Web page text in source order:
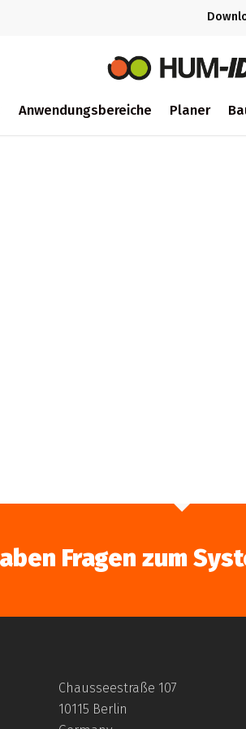
Anwendungsbereiche Planer
Fragen zum
Chausseestraße 107
10115 Berlin